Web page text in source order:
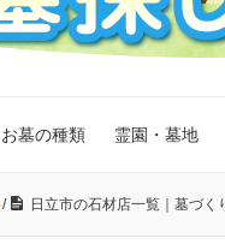
お墓の種類 霊園・墓地
/ 日立市の石材店一覧｜墓づ